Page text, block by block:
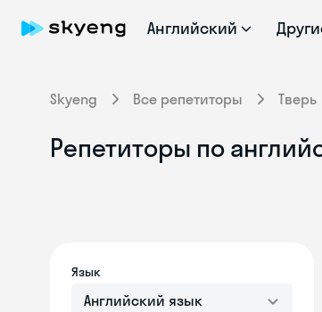
Английский
Skyeng Все репетиторы Тверь
Репетиторы по
Язык
Английский язык